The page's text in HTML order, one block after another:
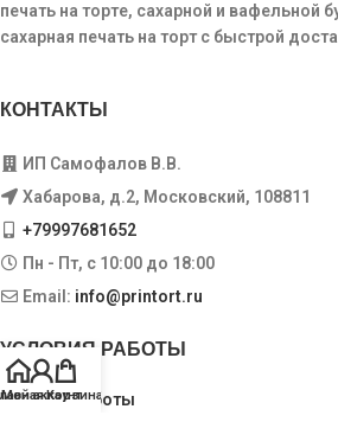
печать на торте, сахарной и вафельной
сахарная печать на торт с быстрой
КОНТАКТЫ
ИП Самофалов В.В.
Хабарова, д.2, Московский, 108811
+79997681652
Пн - Пт, с 10:00 до 18:00
Email: info@printort.ru
УСЛОВИЯ РАБОТЫ
Условия работы
Мой аккаунт
Корзина